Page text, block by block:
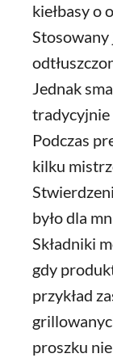
kiełbasy o
Stosowany
Jednak
tradycyjnie
Podczas
kilku
było dla
Składniki
gdy
przykład
proszku